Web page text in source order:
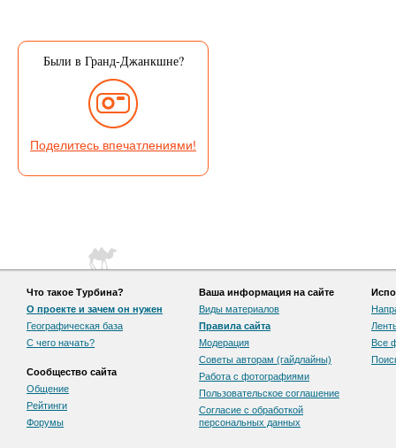
Были в Гранд-Джанкшне?
Поделитесь впечатлениями!
Что такое Турбина?
О проекте и зачем он нужен
Географическая база
С чего начать?
Сообщество сайта
Общение
Рейтинги
Форумы
Ваша информация на сайте
Виды материалов
Правила сайта
Модерация
Советы авторам (гайдлайны)
Работа с фотографиями
Пользовательскоe соглашение
Согласие с обработкой
персональных данных
Все